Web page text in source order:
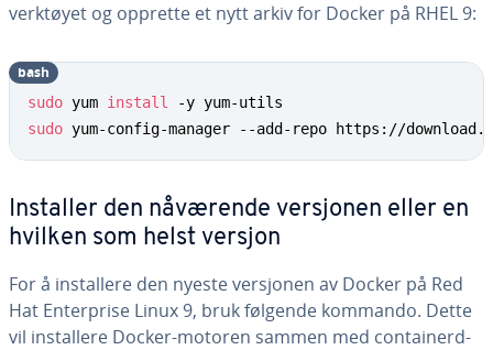
verktøyet og opprette et nytt arkiv for Docker på RHEL 9:
sudo yum install
sudo yum-config-manager --add-repo https://
bash
Installer den nåværende versjonen eller en
hvilken som helst versjon
For å installere den nyeste versjonen av Docker på Red
Hat Enterprise Linux 9, bruk følgende kommando. Dette
vil installere Docker-motoren sammen med containerd-